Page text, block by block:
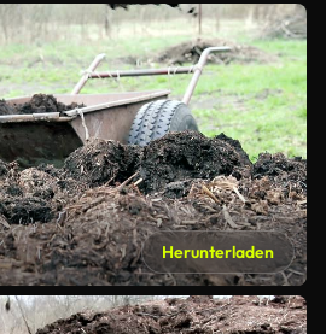
Herunterladen